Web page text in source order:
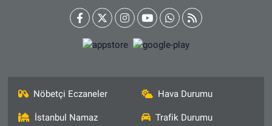
Nöbetçi Eczaneler Hava Durumu
İstanbul Namaz
Trafik Durumu